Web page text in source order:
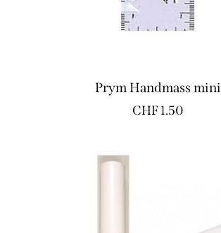
Prym Handmass mini
CHF1.50